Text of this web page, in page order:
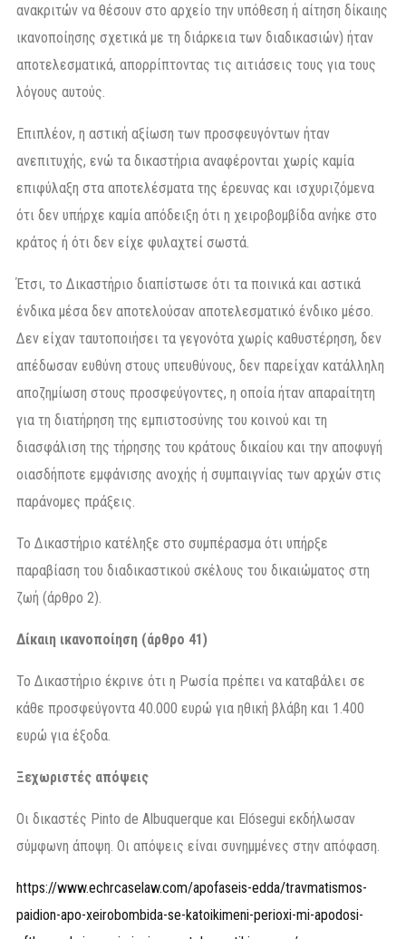
ανακριτών να θέσουν στο αρχείο την υπόθεση ή αίτηση δίκαιης
ικανοποίησης σχετικά με τη διάρκεια των διαδικασιών) ήταν
αποτελεσματικά, απορρίπτοντας τις αιτιάσεις τους για τους
λόγους αυτούς.
Επιπλέον, η αστική αξίωση των προσφευγόντων ήταν
ανεπιτυχής, ενώ τα δικαστήρια αναφέρονται χωρίς καμία
επιφύλαξη στα αποτελέσματα της έρευνας και ισχυριζόμενα
ότι δεν υπήρχε καμία απόδειξη ότι η χειροβομβίδα ανήκε στο
κράτος ή ότι δεν είχε φυλαχτεί σωστά.
Έτσι, το Δικαστήριο διαπίστωσε ότι τα ποινικά και αστικά
ένδικα μέσα δεν αποτελούσαν αποτελεσματικό ένδικο μέσο.
Δεν είχαν ταυτοποιήσει τα γεγονότα χωρίς καθυστέρηση, δεν
απέδωσαν ευθύνη στους υπευθύνους, δεν παρείχαν κατάλληλη
αποζημίωση στους προσφεύγοντες, η οποία ήταν απαραίτητη
για τη διατήρηση της εμπιστοσύνης του κοινού και τη
διασφάλιση της τήρησης του κράτους δικαίου και την αποφυγή
οιασδήποτε εμφάνισης ανοχής ή συμπαιγνίας των αρχών στις
παράνομες πράξεις.
Το Δικαστήριο κατέληξε στο συμπέρασμα ότι υπήρξε
παραβίαση του διαδικαστικού σκέλους του δικαιώματος στη
ζωή (άρθρο 2).
Δίκαιη ικανοποίηση (άρθρο 41)
Το Δικαστήριο έκρινε ότι η Ρωσία πρέπει να καταβάλει σε
κάθε προσφεύγοντα 40.000 ευρώ για ηθική βλάβη και 1.400
ευρώ για έξοδα.
Ξεχωριστές απόψεις
Οι δικαστές Pinto de Albuquerque και Elósegui εκδήλωσαν
σύμφωνη άποψη. Οι απόψεις είναι συνημμένες στην απόφαση.
https://www.echrcaselaw.com/apofaseis-edda/travmatismos-
paidion-apo-xeirobombida-se-katoikimeni-perioxi-mi-apodosi-